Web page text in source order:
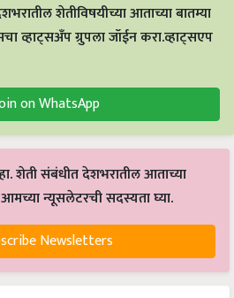
शेतीविषयीच्या आताच्या बातम्या
व्हाट्सअँप ग्रुपला जॉईन करा.व्हाट्सएप
on WhatsApp
शेती संबंधीत देशभरातील आताच्या
न्यूसलेटरची सदस्यता घ्या.
Newsletters